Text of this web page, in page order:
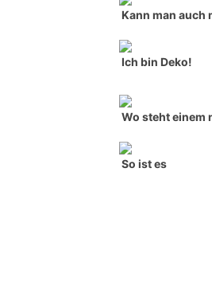
Kann man auch
Ich bin Deko!
Wo steht einem
So ist es